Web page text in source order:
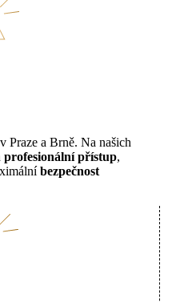
v Praze a Brně. Na našich
profesionální přístup,
bezpečnost